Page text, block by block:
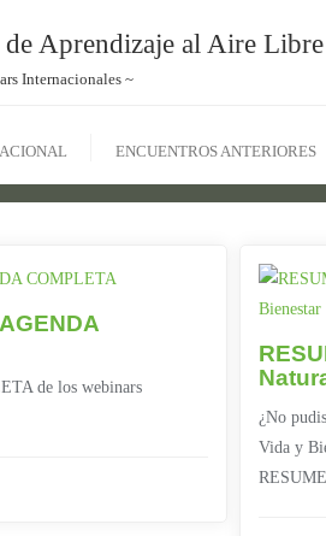
Aprendizaje al Aire Libre
Internacionales ~
ENCUENTROS ANTERIORES
de los webinars
¿No
Vida y